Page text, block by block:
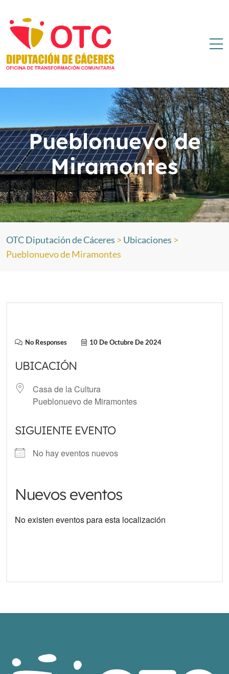
Pueblonuevo de
Miramontes
OTC Diputación de Cáceres > Ubicaciones >
Pueblonuevo de Miramontes
No Responses 10 De Octubre De 2024
UBICACIÓN
Casa de la Cultura
Pueblonuevo de Miramontes
SIGUIENTE EVENTO
No hay eventos nuevos
Nuevos eventos
No existen eventos para esta localización